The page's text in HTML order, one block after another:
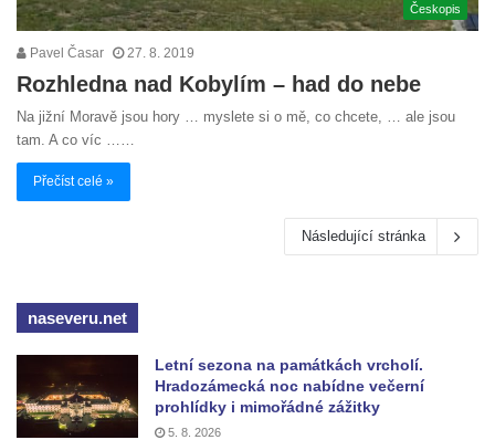
Českopis
Pavel Časar 27. 8. 2019
Rozhledna nad Kobylím – had do nebe
Na jižní Moravě jsou hory … myslete si o mě, co chcete, … ale jsou
tam. A co víc ……
Přečíst celé »
Následující stránka
naseveru.net
Letní sezona na památkách vrcholí.
Hradozámecká noc nabídne večerní
prohlídky i mimořádné zážitky
5. 8. 2026